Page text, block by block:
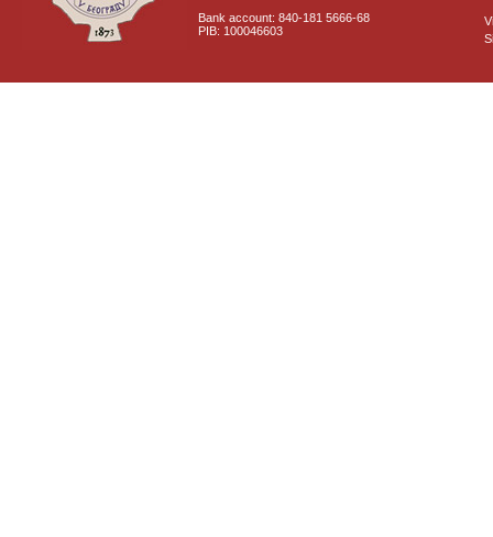
Bank account: 840-181 5666-68
PIB: 100046603